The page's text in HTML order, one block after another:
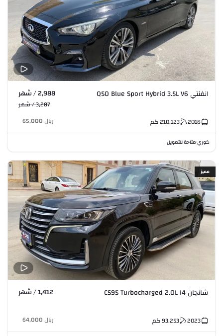
انفنتي Q50 Blue Sport Hybrid 3.5L V6 2,988 / شهر
3,287 / شهر
2018
210,123كم ريال 65,000
كوري•متاحة للتمويل
مميز
شانجان CS95 Turbocharged 2.0L I4 1,412 / شهر
2023
93,253كم ريال 64,000